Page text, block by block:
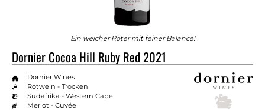
Ein weicher Roter mit feiner Balance!
Dornier Cocoa Hill Ruby Red 2021
Dornier Wines
Rotwein - Trocken
Südafrika - Western Cape
Merlot - Cuvée